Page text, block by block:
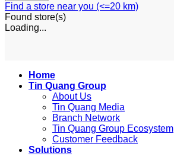
Find a store near you (<=20 km)
Found store(s)
Loading...
Home
Tin Quang Group
About Us
Tin Quang Media
Branch Network
Tin Quang Group Ecosystem
Customer Feedback
Solutions